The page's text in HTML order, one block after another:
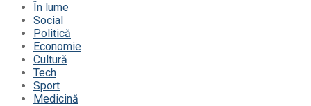
În lume
Social
Politică
Economie
Cultură
Tech
Sport
Medicină